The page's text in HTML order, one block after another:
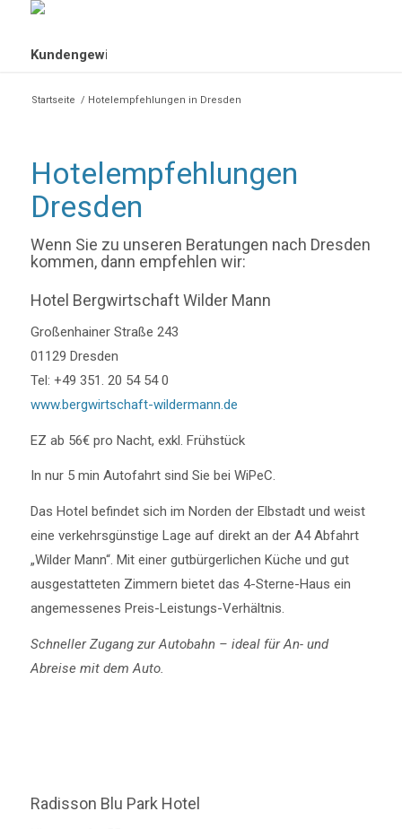
Startseite / Hotelempfehlungen in Dresden
Hotelempfehlungen
Dresden
Wenn Sie zu unseren Beratungen nach Dresden
kommen, dann empfehlen wir:
Hotel Bergwirtschaft Wilder Mann
Großenhainer Straße 243
01129 Dresden
Tel: +49 351. 20 54 54 0
www.bergwirtschaft-wildermann.de
EZ ab 56€ pro Nacht, exkl. Frühstück
In nur 5 min Autofahrt sind Sie bei WiPeC.
Das Hotel befindet sich im Norden der Elbstadt und weist
eine verkehrsgünstige Lage auf direkt an der A4 Abfahrt
„Wilder Mann“. Mit einer gutbürgerlichen Küche und gut
ausgestatteten Zimmern bietet das 4-Sterne-Haus ein
angemessenes Preis-Leistungs-Verhältnis.
Schneller Zugang zur Autobahn – ideal für An- und
Abreise mit dem Auto.
Radisson Blu Park Hotel